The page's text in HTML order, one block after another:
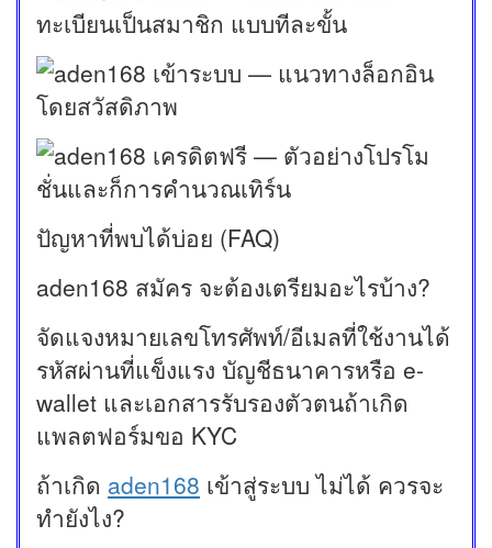
ปัญหาที่พบได้บ่อย (FAQ)
aden168 สมัคร จะต้องเตรียมอะไรบ้าง?
จัดแจงหมายเลขโทรศัพท์/อีเมลที่ใช้งานได้
รหัสผ่านที่แข็งแรง บัญชีธนาคารหรือ e-
wallet และเอกสารรับรองตัวตนถ้าเกิด
แพลตฟอร์มขอ KYC
ถ้าเกิด aden168 เข้าสู่ระบบ ไม่ได้ ควรจะ
ทำยังไง?